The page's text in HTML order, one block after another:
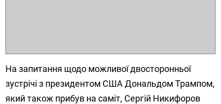
На запитання щодо можливої двосторонньої
зустрічі з президентом США Дональдом Трампом,
який також прибув на саміт, Сергій Никифоров